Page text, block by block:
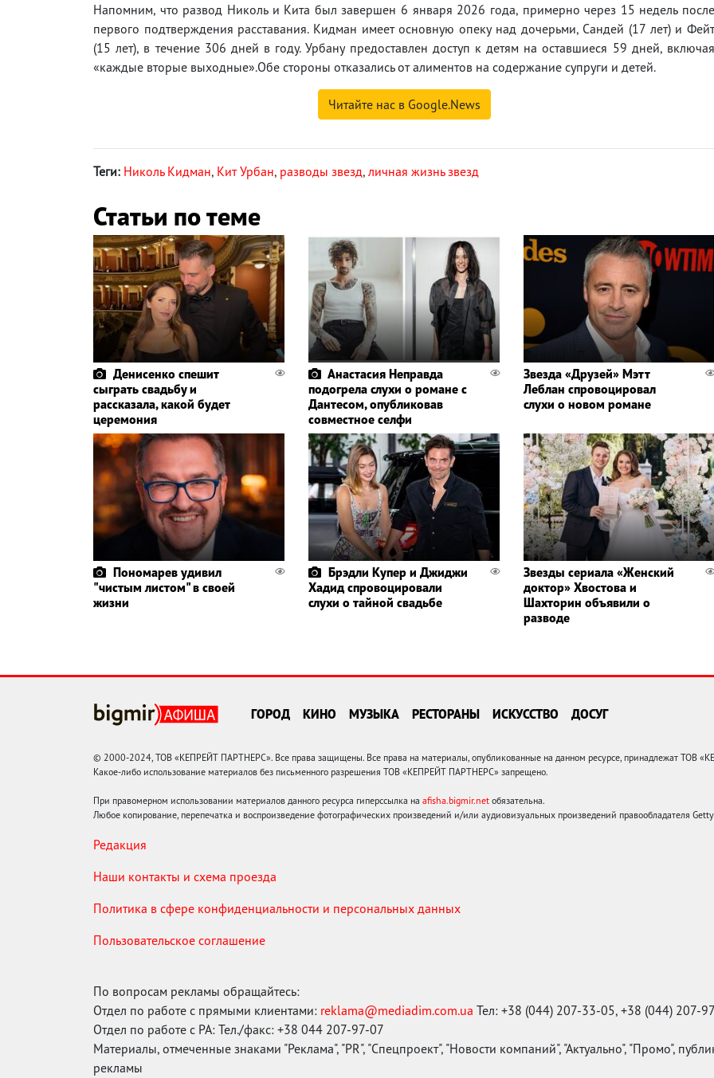
Напомним, что развод Николь и Кита был завершен 6 января 2026 года, примерно через 15 недель после
первого подтверждения расставания. Кидман имеет основную опеку над дочерьми, Сандей (17 лет) и Фейт
(15 лет), в течение 306 дней в году. Урбану предоставлен доступ к детям на оставшиеся 59 дней, включая
«каждые вторые выходные».Обе стороны отказались от алиментов на содержание супруги и детей.
Читайте нас в Google.News
Теги: Николь Кидман, Кит Урбан, разводы звезд, личная жизнь звезд
Статьи по теме
Денисенко спешит
сыграть свадьбу и
рассказала, какой будет
церемония
Анастасия Неправда
подогрела слухи о романе с
Дантесом, опубликовав
совместное селфи
Звезда «Друзей» Мэтт
Леблан спровоцировал
слухи о новом романе
Пономарев удивил
"чистым листом" в своей
жизни
Брэдли Купер и Джиджи
Хадид спровоцировали
слухи о тайной свадьбе
Звезды сериала «Женский
доктор» Хвостова и
Шахторин объявили о
разводе
ГОРОД КИНО МУЗЫКА РЕСТОРАНЫ ИСКУССТВО ДОСУГ
© 2000-2024, ТОВ «КЕПРЕЙТ ПАРТНЕРС». Все права защищены. Все права на материалы, опубликованные на данном ресурсе, принадлежат ТОВ
Какое-либо использование материалов без письменного разрешения ТОВ «КЕПРЕЙТ ПАРТНЕРС» запрещено.
При правомерном использовании материалов данного ресурса гиперссылка на afisha.bigmir.net обязательна.
Любое копирование, перепечатка и воспроизведение фотографических произведений и/или аудиовизуальных произведений правообладателя Getty
Редакция
Наши контакты и схема проезда
Политика в сфере конфиденциальности и персональных данных
Пользовательское соглашение
По вопросам рекламы обращайтесь:
Отдел по работе с прямыми клиентами: reklama@mediadim.com.ua Тел: +38 (044) 207-33-05, +38 (044) 207-
Отдел по работе с РА: Тел./факс: +38 044 207-97-07
Материалы, отмеченные знаками "Реклама", "PR", "Спецпроект", "Новости компаний", "Актуально", "Промо",
рекламы